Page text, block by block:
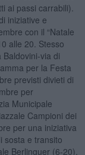
ai passi carrabili).
iniziative e
con il “Natale
alle 20. Stesso
via di
per la Festa
previsti divieti di
per
Municipale
Campioni dei
per una iniziativa
sosta e transito
Berlinguer (6-20),